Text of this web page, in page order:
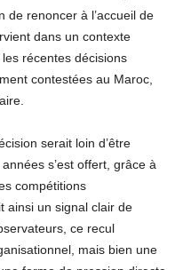
de renoncer à l’accueil de
dans un contexte
récentes décisions
contestées au Maroc,
serait loin d’être
s’est offert, grâce à
compétitions
ainsi un signal clair de
ce recul
mais bien une